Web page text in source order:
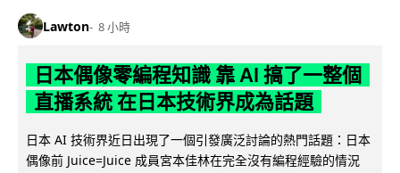
Lawton 8 小時
日本偶像零編程知識 靠 AI 搞了一整個
直播系統 在日本技術界成為話題
日本 AI 技術界近日出現了一個引發廣泛討論的熱門話題：日本
偶像前 Juice=Juice 成員宮本佳林在完全沒有編程經驗的情況